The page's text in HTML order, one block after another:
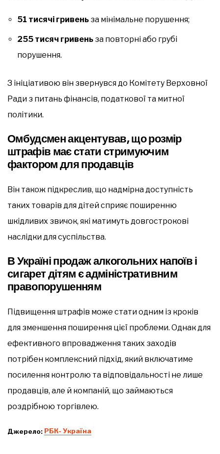
51 тисячі гривень за мінімальне порушення;
255 тисяч гривень за повторні або грубі
порушення.
З ініціативою він звернувся до Комітету Верховної
Ради з питань фінансів, податкової та митної
політики.
Омбудсмен акцентував, що розмір
штрафів має стати стримуючим
фактором для продавців
Він також підкреслив, що надмірна доступність
таких товарів для дітей сприяє поширенню
шкідливих звичок, які матимуть довгострокові
наслідки для суспільства.
В Україні продаж алкогольних напоїв і
сигарет дітям є адміністративним
правопорушенням
Підвищення штрафів може стати одним із кроків
для зменшення поширення цієї проблеми. Однак для
ефективного впровадження таких заходів
потрібен комплексний підхід, який включатиме
посилення контролю та відповідальності не лише
продавців, але й компаній, що займаються
роздрібною торгівлею.
Джерело: РБК- Україна